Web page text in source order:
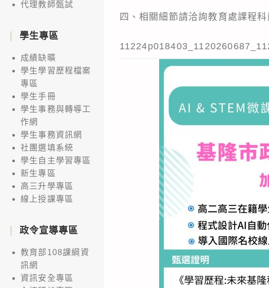
四、相關細節請洽詢教育處課程
代理教師甄試
學生專區
成績缺曠
學生學習歷程檔案
專區
學生手冊
學生事務與轉導工
作網
學生事務資訊網
社團選填系統
學生自主學習專區
新生專區
高三升學專區
線上授課專區
政令宣導專區
教育部108課綱資
訊網
資訊安全專區